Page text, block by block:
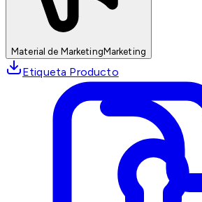
Material de MarketingMarketing
Etiqueta Producto